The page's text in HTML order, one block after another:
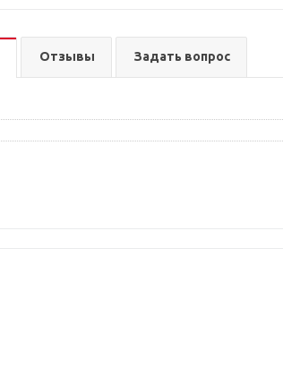
Отзывы Задать вопрос